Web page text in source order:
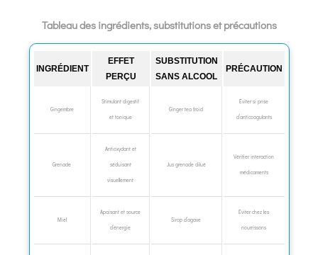
Tableau des ingrédients, substitutions et précautions
INGRÉDIENT
EFFET
PERÇU
SUBSTITUTION
SANS ALCOOL
PRÉCAUTION
Gingembre
Stimulant digestif
et tonique
Ginger tea froid
Éviter si prise
d’anticoagulants
Grenade
Antioxydant et
séduisant
visuellement
Jus grenade dilué
Vérifier interaction
médicaments
Miel
Apaisant et source
d’énergie
Sirop d’agave
Éviter chez les
nourrissons